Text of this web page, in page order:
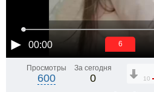
00:00 6
Просмотры
600
За сегодня
0 10